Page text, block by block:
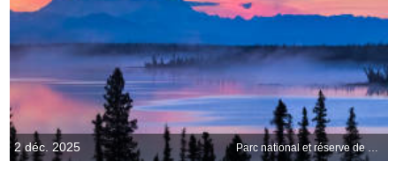
2 déc. 2025 Parc national et réserve de Wrangell–Saint-Élie, Alaska, États-Unis